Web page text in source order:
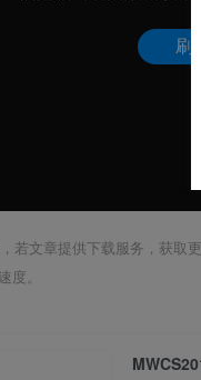
若文章提供下载服务，获取
。